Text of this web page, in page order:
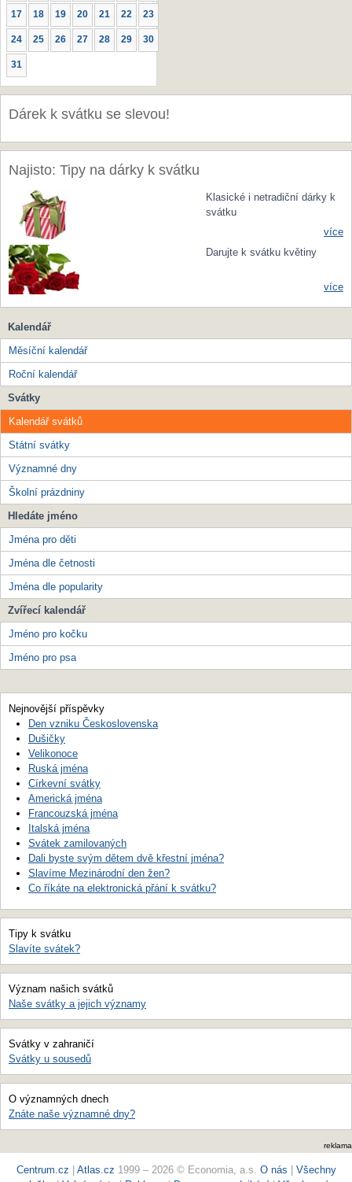
17 18 19 20 21 22 23
24 25 26 27 28 29 30
31
Dárek k svátku se slevou!
Najisto: Tipy na dárky k svátku
Klasické i netradiční dárky k
svátku
více
Darujte k svátku květiny
více
Kalendář
Měsíční kalendář
Roční kalendář
Svátky
Kalendář svátků
Státní svátky
Významné dny
Školní prázdniny
Hledáte jméno
Jména pro děti
Jména dle četnosti
Jména dle popularity
Zvířecí kalendář
Jméno pro kočku
Jméno pro psa
Nejnovější příspěvky
Den vzniku Československa
Dušičky
Velikonoce
Ruská jména
Církevní svátky
Americká jména
Francouzská jména
Italská jména
Svátek zamilovaných
Dali byste svým dětem dvě křestní jména?
Slavíme Mezinárodní den žen?
Co říkáte na elektronická přání k svátku?
Tipy k svátku
Slavíte svátek?
Význam našich svátků
Naše svátky a jejich významy
Svátky v zahraničí
Svátky u sousedů
O významných dnech
Znáte naše významné dny?
reklama
Centrum.cz Atlas.cz 1999 – 2026 © Economia, a.s. O nás
Všechny